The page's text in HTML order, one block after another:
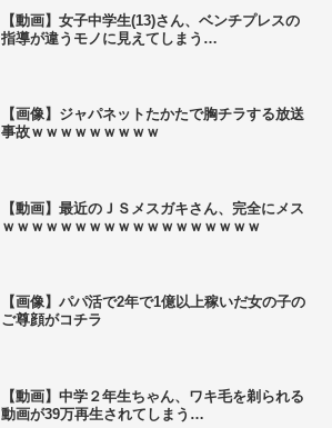
【動画】女子中学生(13)さん、ベンチプレスの
指導が違うモノに見えてしまう…
【画像】ジャパネットたかたで胸チラする放送
事故ｗｗｗｗｗｗｗｗｗ
【動画】最近のＪＳメスガキさん、完全にメス
ｗｗｗｗｗｗｗｗｗｗｗｗｗｗｗｗｗｗ
【画像】パパ活で2年で1億以上稼いだ女の子の
ご尊顔がコチラ
【動画】中学２年生ちゃん、ワキ毛を剃られる
動画が39万再生されてしまう…